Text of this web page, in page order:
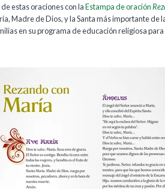
estas oraciones con laEstampa de oración
Madre de Dios, y la Santa más importante de
en su programa de educación religiosa